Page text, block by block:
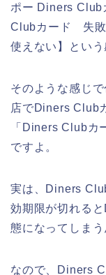
ポー Diners
Clubカード 失
使えない】という
そのような感じ
店でDiners Club
「Diners Clubカ
ですよ。
実は、Diners
効期限が切れる
態になってしま
なので、Diners